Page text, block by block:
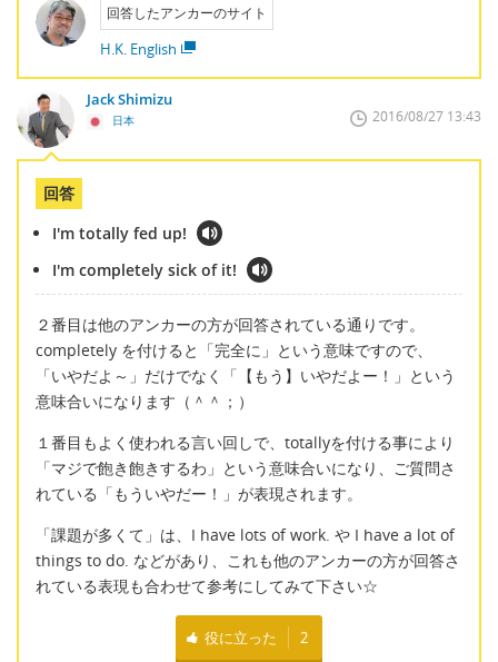
回答したアンカーのサイト
H.K. English
Jack Shimizu
日本 2016/08/27 13:43
回答
I'm totally fed up!
I'm completely sick of it!
２番目は他のアンカーの方が回答されている通りです。
completely を付けると「完全に」という意味ですので、
「いやだよ～」だけでなく「【もう】いやだよー！」という
意味合いになります（＾＾；）
１番目もよく使われる言い回しで、totallyを付ける事により
「マジで飽き飽きするわ」という意味合いになり、ご質問さ
れている「もういやだー！」が表現されます。
「課題が多くて」は、I have lots of work. や I have a lot of
things to do. などがあり、これも他のアンカーの方が回答さ
れている表現も合わせて参考にしてみて下さい☆
役に立った 2